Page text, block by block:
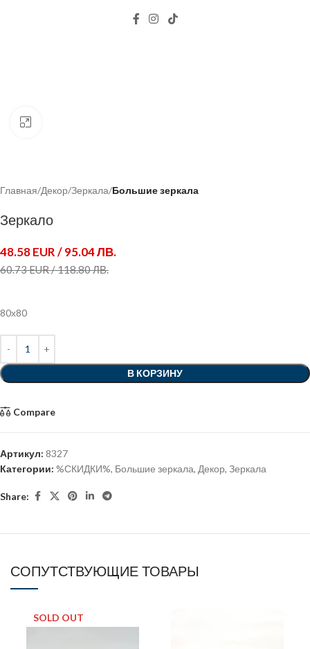
Главная Декор Зеркала Большие зеркала
Зеркало
60.73 EUR / 118.80 ЛВ.
48.58 EUR / 95.04 ЛВ.
80х80
В КОРЗИНУ
Compare
Артикул: 8327
Категории: %СКИДКИ%, Большие зеркала, Декор, Зеркала
Share:
СОПУТСТВУЮЩИЕ ТОВАРЫ
SOLD OUT